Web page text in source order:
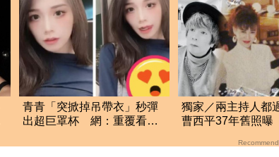
青青「突掀掉吊帶衣」秒彈
出超巨罩杯 網：重覆看了
獨家／兩主持人都
曹西平37年舊照